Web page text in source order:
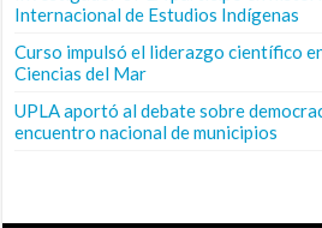
Internacional de Estudios Indígenas
Curso impulsó el liderazgo científico
Ciencias del Mar
UPLA aportó al debate sobre
encuentro nacional de municipios